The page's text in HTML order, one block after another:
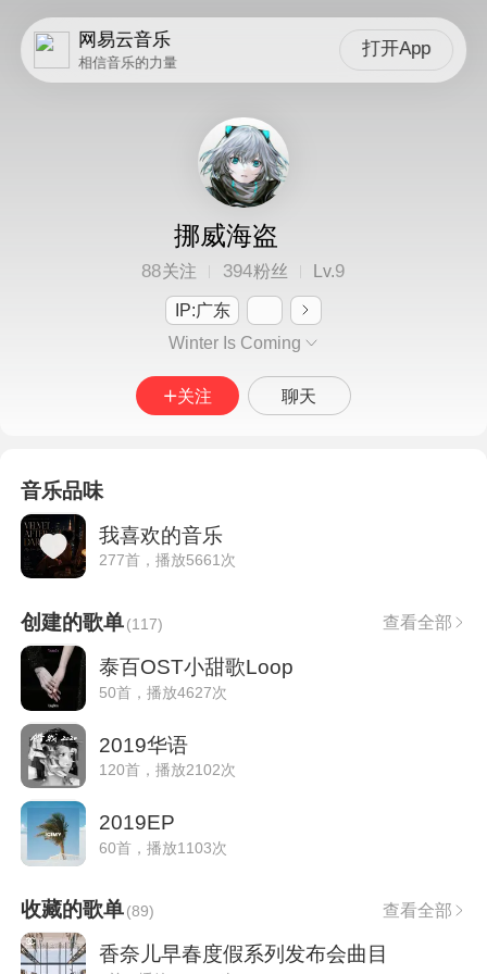
网易云音乐
相信音乐的力量
打开App
挪威海盗
88关注 394粉丝 Lv.9
IP:广东
Winter Is Coming
关注 聊天
音乐品味
我喜欢的音乐
277首，播放5661次
创建的歌单(117) 查看全部
泰百OST小甜歌Loop
50首，播放4627次
2019华语
120首，播放2102次
2019EP
60首，播放1103次
收藏的歌单(89) 查看全部
香奈儿早春度假系列发布会曲目